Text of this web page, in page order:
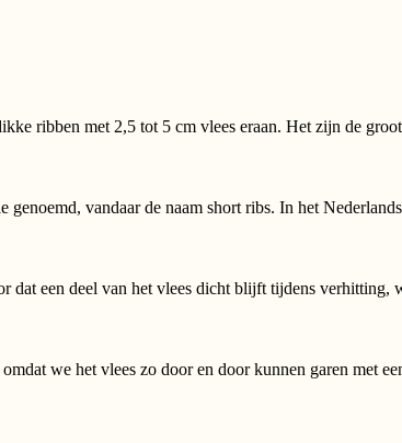
ribben met 2,5 tot 5 cm vlees eraan. Het zijn de
vandaar de naam short ribs. In het
dat een deel van het vlees dicht blijft tijdens verhitting,
we het vlees zo door en door kunnen garen met